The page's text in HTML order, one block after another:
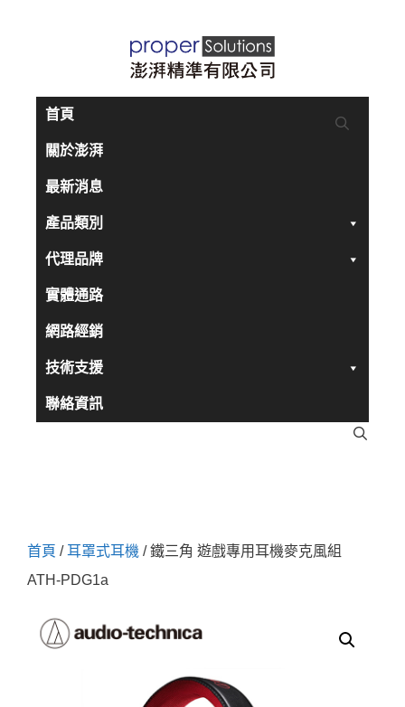
首頁
關於澎湃
最新消息
產品類別
代理品牌
實體通路
網路經銷
技術支援
聯絡資訊
首頁 /耳罩式耳機 / 鐵三角 遊戲專用耳機麥克風組
ATH-PDG1a